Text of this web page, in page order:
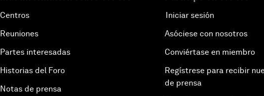
Centros
Reuniones
Partes interesadas
Historias del Foro
Notas de prensa
Iniciar sesión
Asóciese con nosotros
Conviértase en miembro
Regístrese para recibir
de prensa